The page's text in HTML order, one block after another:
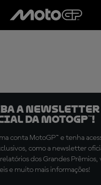
a newsletter
da MotoGP™!
conta MotoGP™ e tenha
como a newsletter
dos Grandes Prêmios,
e muito mais informações!